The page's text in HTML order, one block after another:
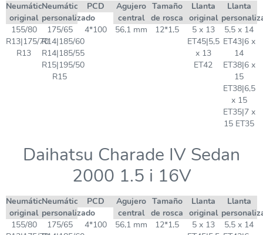
Neumático
original
Neumático
personalizado
PCD
Agujero
central
Tamaño
de rosca
Llanta
original
Llanta
155/80
R13|175/70
R13
175/65
R14|185/60
R14|185/55
R15|195/50
R15
4*100 56,1 mm 12*1,5
5 x 13
ET45|5,5
x 13
ET42
5,5 x 14
ET43|6 x
14
ET38|6 x
15
ET38|6,5
x 15
ET35|7 x
15 ET35
Daihatsu Charade IV Sedan
2000 1.5 i 16V
Neumático
original
Neumático
personalizado
PCD
Agujero
central
Tamaño
de rosca
Llanta
original
Llanta
155/80
175/65
4*100 56,1 mm 12*1,5
5 x 13
5,5 x 14